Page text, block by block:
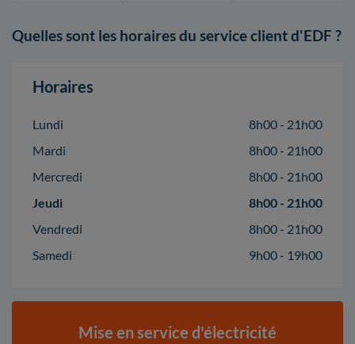
Quelles sont les horaires du service client d'EDF ?
Horaires
Lundi
8h00 - 21h00
Mardi
8h00 - 21h00
Mercredi
8h00 - 21h00
Jeudi
8h00 - 21h00
Vendredi
8h00 - 21h00
Samedi
9h00 - 19h00
Mise en service d'électricité